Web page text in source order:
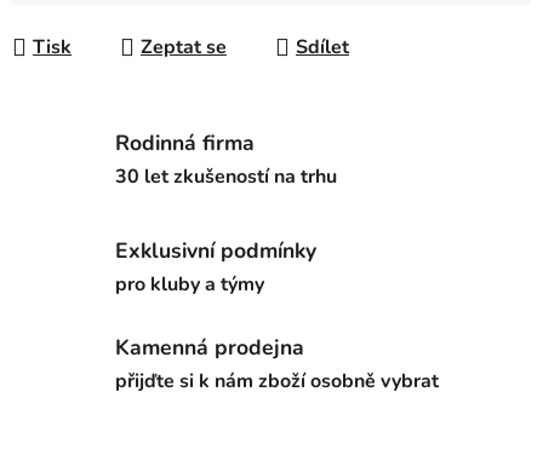
Tisk Zeptat se Sdílet
Rodinná firma
30 let zkušeností na trhu
Exklusivní podmínky
pro kluby a týmy
Kamenná prodejna
přijďte si k nám zboží osobně vybrat